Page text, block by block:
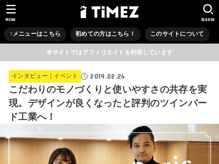
↑メニューはこちら 初めての方はこちら！ このサイトについて
SEARCH
MENU
本サイトではアフィリエイトを利用しています
インタビュー｜イベント 2019.02.24
こだわりのモノづくりと使いやすさの共存を実
現。デザインが良くなったと評判のツインバー
ド工業へ！